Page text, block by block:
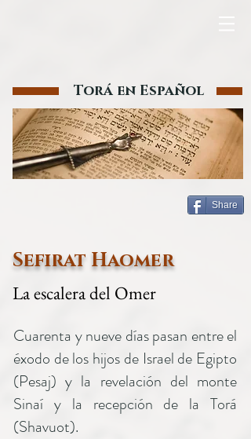
Share
Torá en Español
Cuarenta y nueve días pasan entre el
éxodo de los hijos de Israel de Egipto
(Pesaj) y la revelación del monte
Sinaí y la recepción de la Torá
(Shavuot).
Sefirat Haomer
La escalera del Omer